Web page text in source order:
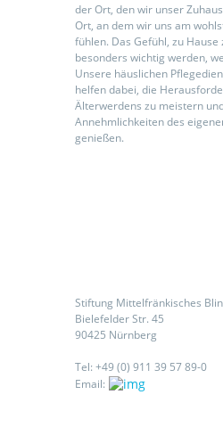
der Ort, den wir unser
Ort, an dem wir uns am
fühlen. Das Gefühl, zu Hause
besonders wichtig werden,
Unsere häuslichen
helfen dabei, die
Älterwerdens zu meistern
Annehmlichkeiten des
genießen.
Stiftung Mittelfränkisches
Bielefelder Str. 45
90425 Nürnberg
Tel: +49 (0) 911 39 57 89-0
Email: